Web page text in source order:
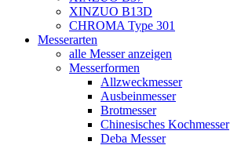
XINZUO B13D
CHROMA Type 301
Messerarten
alle Messer anzeigen
Messerformen
Allzweckmesser
Ausbeinmesser
Brotmesser
Chinesisches Kochmesser
Deba Messer